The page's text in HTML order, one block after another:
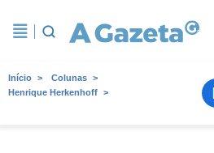
Início
Colunas
Henrique Herkenhoff